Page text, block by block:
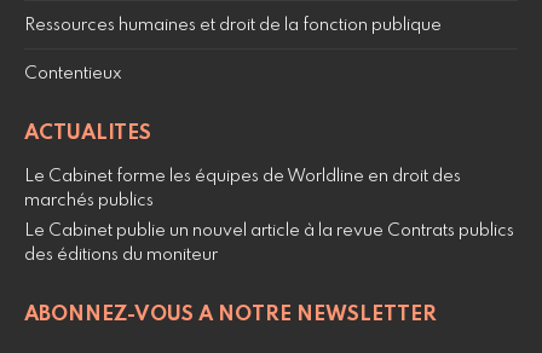
Ressources humaines et droit de la fonction publique
Contentieux
ACTUALITES
Le Cabinet forme les équipes de Worldline en droit des
marchés publics
Le Cabinet publie un nouvel article à la revue Contrats publics
des éditions du moniteur
ABONNEZ-VOUS A NOTRE NEWSLETTER